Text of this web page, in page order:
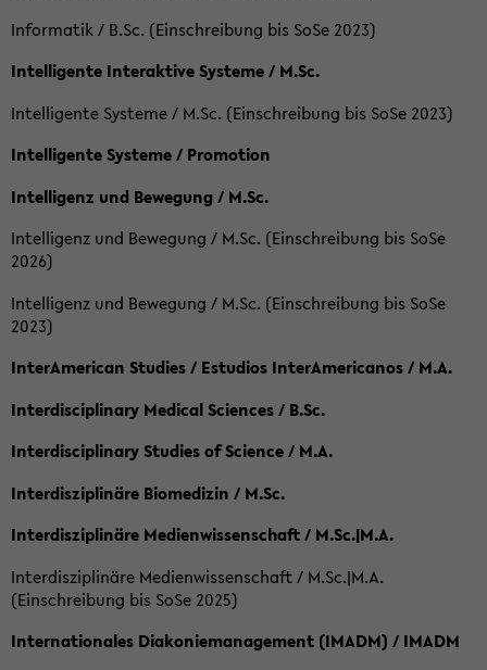
Informatik / B.Sc. (Einschreibung bis SoSe 2023)
Intelligente Interaktive Systeme / M.Sc.
Intelligente Systeme / M.Sc. (Einschreibung bis SoSe 2023)
Intelligente Systeme / Promotion
Intelligenz und Bewegung / M.Sc.
Intelligenz und Bewegung / M.Sc. (Einschreibung bis SoSe
2026)
Intelligenz und Bewegung / M.Sc. (Einschreibung bis SoSe
2023)
InterAmerican Studies / Estudios InterAmericanos / M.A.
Interdisciplinary Medical Sciences / B.Sc.
Interdisciplinary Studies of Science / M.A.
Interdisziplinäre Biomedizin / M.Sc.
Interdisziplinäre Medienwissenschaft / M.Sc.|M.A.
Interdisziplinäre Medienwissenschaft / M.Sc.|M.A.
(Einschreibung bis SoSe 2025)
Internationales Diakoniemanagement (IMADM) / IMADM